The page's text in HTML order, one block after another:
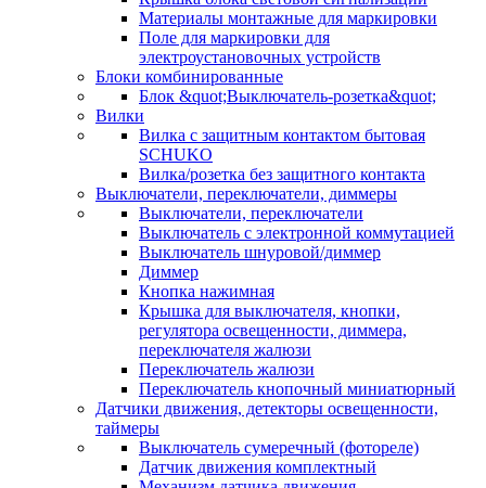
Материалы монтажные для маркировки
Поле для маркировки для
электроустановочных устройств
Блоки комбинированные
Блок &quot;Выключатель-розетка&quot;
Вилки
Вилка с защитным контактом бытовая
SCHUKO
Вилка/розетка без защитного контакта
Выключатели, переключатели, диммеры
Выключатели, переключатели
Выключатель с электронной коммутацией
Выключатель шнуровой/диммер
Диммер
Кнопка нажимная
Крышка для выключателя, кнопки,
регулятора освещенности, диммера,
переключателя жалюзи
Переключатель жалюзи
Переключатель кнопочный миниатюрный
Датчики движения, детекторы освещенности,
таймеры
Выключатель сумеречный (фотореле)
Датчик движения комплектный